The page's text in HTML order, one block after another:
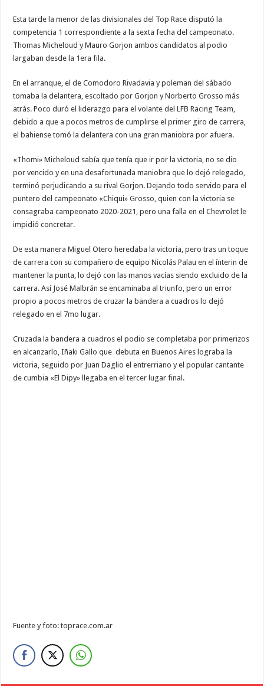
Esta tarde la menor de las divisionales del Top Race disputó la
competencia 1 correspondiente a la sexta fecha del campeonato.
Thomas Micheloud y Mauro Gorjon ambos candidatos al podio
largaban desde la 1era fila.
En el arranque, el de Comodoro Rivadavia y poleman del sábado
tomaba la delantera, escoltado por Gorjon y Norberto Grosso más
atrás. Poco duró el liderazgo para el volante del LFB Racing Team,
debido a que a pocos metros de cumplirse el primer giro de carrera,
el bahiense tomó la delantera con una gran maniobra por afuera.
«Thomi» Micheloud sabía que tenía que ir por la victoria, no se dio
por vencido y en una desafortunada maniobra que lo dejó relegado,
terminó perjudicando a su rival Gorjon. Dejando todo servido para el
puntero del campeonato «Chiqui» Grosso, quien con la victoria se
consagraba campeonato 2020-2021, pero una falla en el Chevrolet le
impidió concretar.
De esta manera Miguel Otero heredaba la victoria, pero tras un toque
de carrera con su compañero de equipo Nicolás Palau en el ínterin de
mantener la punta, lo dejó con las manos vacías siendo excluido de la
carrera. Así José Malbrán se encaminaba al triunfo, pero un error
propio a pocos metros de cruzar la bandera a cuadros lo dejó
relegado en el 7mo lugar.
Cruzada la bandera a cuadros el podio se completaba por primerizos
en alcanzarlo, Iñaki Gallo que debuta en Buenos Aires lograba la
victoria, seguido por Juan Daglio el entrerriano y el popular cantante
de cumbia «El Dipy» llegaba en el tercer lugar final.
Fuente y foto: toprace.com.ar